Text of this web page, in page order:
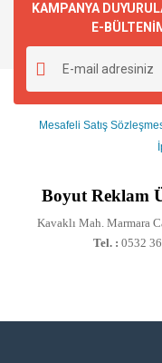
KAMPANYA
E-
Mesafeli Satış
Boyut Reklam
Kavaklı Mah. Marmara
Tel. : 0532